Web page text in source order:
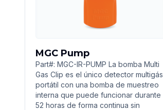
MGC Pump
Part#: MGC-IR-PUMP La bomba Multi
Gas Clip es el único detector multigás
portátil con una bomba de muestreo
interna que puede funcionar durante
52 horas de forma continua sin